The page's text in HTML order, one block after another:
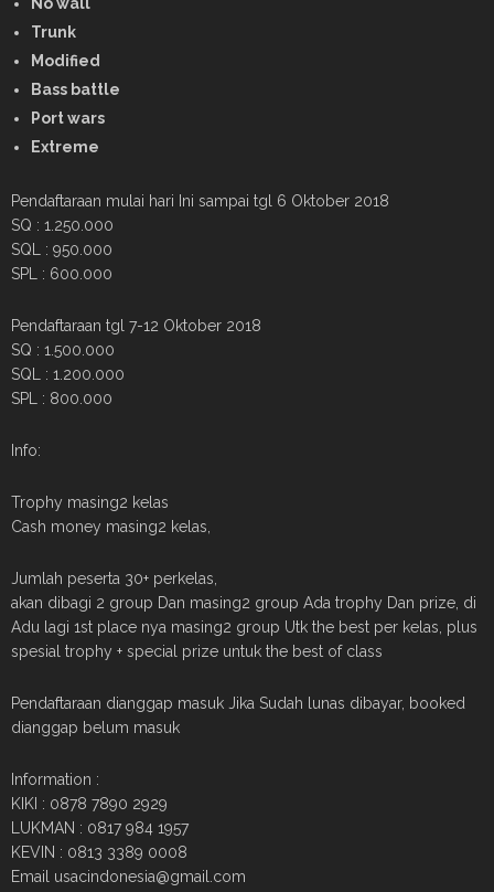
Trunk
Modified
Bass battle
Port wars
Extreme
Pendaftaraan mulai hari Ini sampai tgl 6 Oktober 2018
SQ : 1.250.000
SQL : 950.000
SPL : 600.000
Pendaftaraan tgl 7-12 Oktober 2018
SQ : 1.500.000
SQL : 1.200.000
SPL : 800.000
Info:
Trophy masing2 kelas
Cash money masing2 kelas,
Jumlah peserta 30+ perkelas,
akan dibagi 2 group Dan masing2 group Ada trophy Dan prize, di
Adu lagi 1st place nya masing2 group Utk the best per kelas, plus
spesial trophy + special prize untuk the best of class
Pendaftaraan dianggap masuk Jika Sudah lunas dibayar, booked
dianggap belum masuk
Information :
KIKI : 0878 7890 2929
LUKMAN : 0817 984 1957
KEVIN : 0813 3389 0008
Email usacindonesia@gmail.com